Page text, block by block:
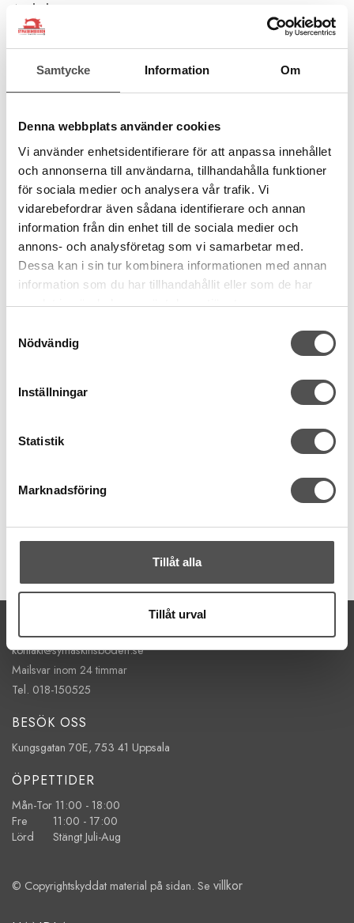
Samtycke Information Om
Denna webbplats använder cookies
Vi använder enhetsidentifierare för att anpassa innehållet
och annonserna till användarna, tillhandahålla funktioner
för sociala medier och analysera vår trafik. Vi
vidarebefordrar även sådana identifierare och annan
information från din enhet till de sociala medier och
annons- och analysföretag som vi samarbetar med.
Dessa kan i sin tur kombinera informationen med annan
information som du har tillhandahållit eller som de har
samlat in när du har använt deras tjänster.
Nödvändig
Inställningar
Statistik
Marknadsföring
Tillåt alla
Tillåt urval
Artikelnummer:
709743-4120
Rekommenderade tillbehör till denna produkt
Längre nålsöga
67 kr
KÖP
kontakt@symaskinsboden.se
Mailsvar inom 24 timmar
Tel. 018-150525
BESÖK OSS
Kungsgatan 70E, 753 41 Uppsala
ÖPPETTIDER
Mån-Tor 11:00 - 18:00
Fre 11:00 - 17:00
Lörd Stängt Juli-Aug
© Copyrightskyddat material på sidan. Se villkor